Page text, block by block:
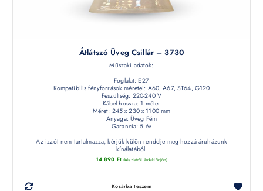
Átlátszó Üveg Csillár – 3730
Műszaki adatok:
Foglalat: E27
Kompatibilis fényforrások méretei: A60, A67, ST64, G120
Feszültség: 220-240 V
Kábel hossza: 1 méter
Méret: 245 x 230 x 1100 mm
Anyaga: Üveg Fém
Garancia: 5 év
Az izzót nem tartalmazza, kérjük külön rendelje meg hozzá áruházunk
kínálatából.
14 890 Ft (készletről érdeklődjön)
Kosárba teszem